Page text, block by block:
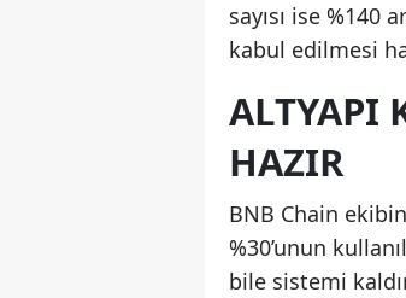
sayısı ise %140
kabul edilmesi
ALTYAPI
HAZIR
BNB Chain
%30’unun
bile sistemi